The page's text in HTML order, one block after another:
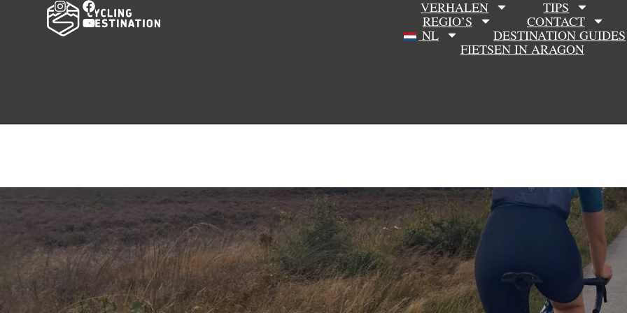
VERHALEN
TIPS
REGIO’S
CONTACT
NL
DESTINATION GUIDES
FIETSEN IN ARAGON